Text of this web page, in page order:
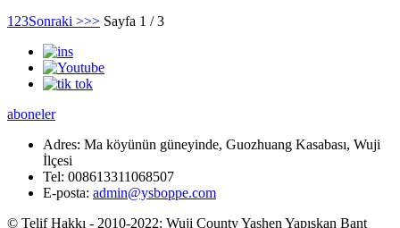
1 23Sonraki >>> Sayfa 1 / 3
aboneler
Adres: Ma köyünün güneyinde, Guozhuang Kasabası, Wuji
İlçesi
Tel: 008613311068507
E-posta: admin@ysboppe.com
© Telif Hakkı - 2010-2022: Wuji County Yashen Yapışkan Bant